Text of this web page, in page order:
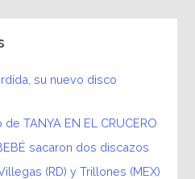
su nuevo disco
TANYA EN EL CRUCERO
sacaron dos discazos
(RD) y Trillones (MEX)